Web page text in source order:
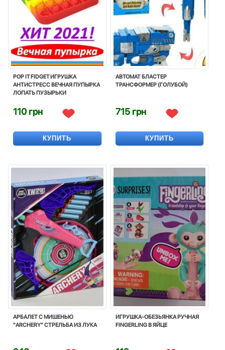
POP IT FIDGET ИГРУШКА
АНТИСТРЕСС ВЕЧНАЯ ПУПЫРКА
ЛОПАТЬ ПУЗЫРЬКИ
110 грн
КУПИТЬ
АВТОМАТ БЛАСТЕР
ТРАНСФОРМЕР (ГОЛУБОЙ)
715 грн
КУПИТЬ
АРБАЛЕТ С МИШЕНЬЮ
"ARCHERY" СТРЕЛЬБА ИЗ ЛУКА
ИГРУШКА-ОБЕЗЬЯНКА РУЧНАЯ
FINGERLING В ЯЙЦЕ